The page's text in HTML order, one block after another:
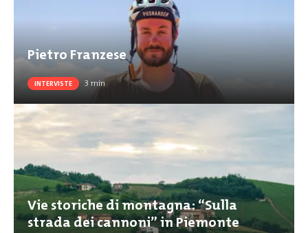
Pietro Franzese
INTERVISTE 3 min
Vie storiche di montagna: “Sulla
strada dei cannoni” in Piemonte